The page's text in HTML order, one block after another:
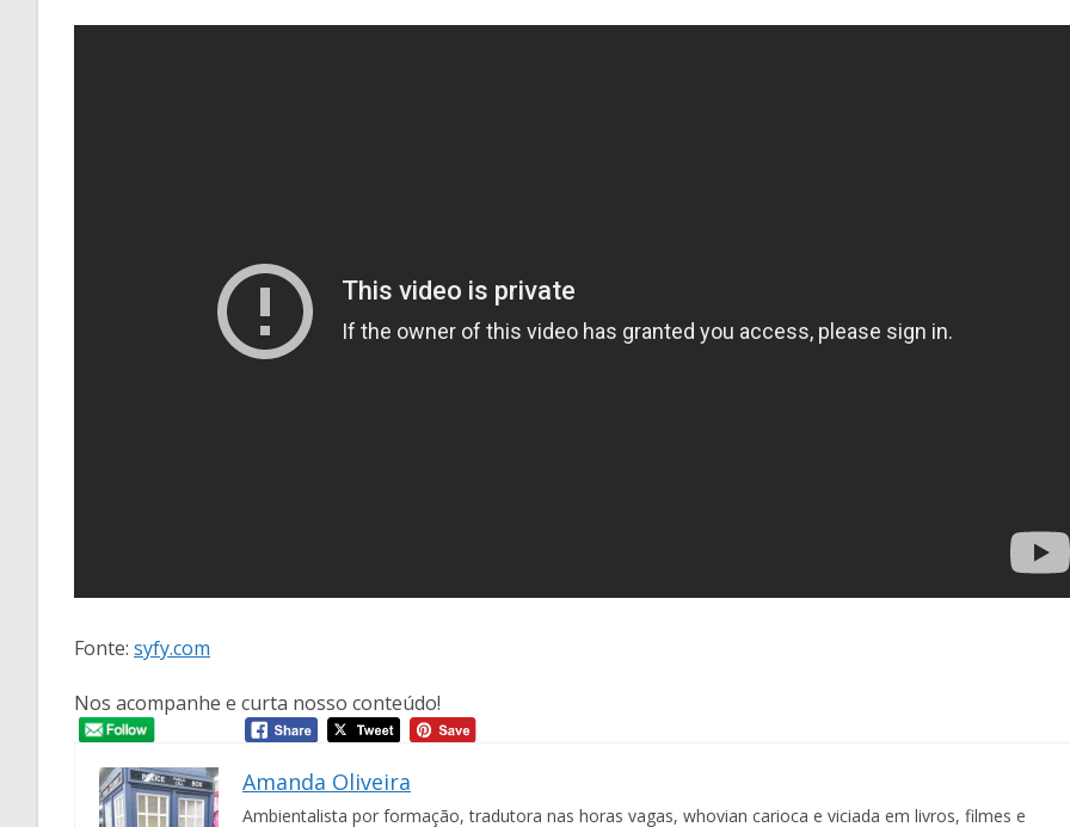
Fonte: syfy.com
Nos acompanhe e curta nosso conteúdo!
Amanda Oliveira
Ambientalista por formação, tradutora nas horas vagas, whovian carioca e viciada em livros, filmes e